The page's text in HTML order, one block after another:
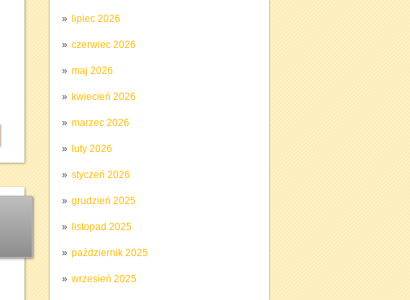
lipiec 2026
czerwiec 2026
maj 2026
kwiecień 2026
marzec 2026
luty 2026
styczeń 2026
grudzień 2025
listopad 2025
październik 2025
wrzesień 2025